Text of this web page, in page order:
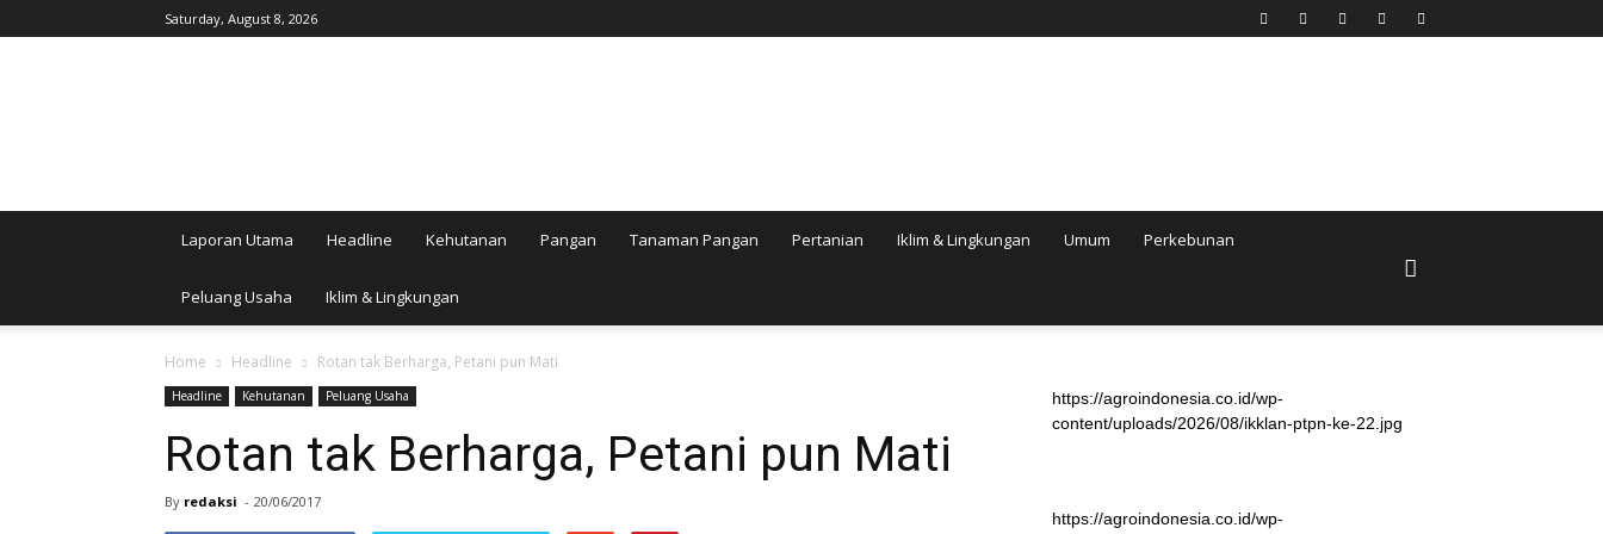
Saturday, August 8, 2026
Laporan Utama Headline Kehutanan Pangan Tanaman Pangan Pertanian Iklim & Lingkungan Umum Perkebunan
Peluang Usaha Iklim & Lingkungan
Home Headline Rotan tak Berharga, Petani pun Mati
Headline Kehutanan Peluang Usaha
Rotan tak Berharga, Petani pun Mati
By redaksi - 20/06/2017
https://agroindonesia.co.id/wp-
content/uploads/2026/08/ikklan-ptpn-ke-22.jpg
https://agroindonesia.co.id/wp-